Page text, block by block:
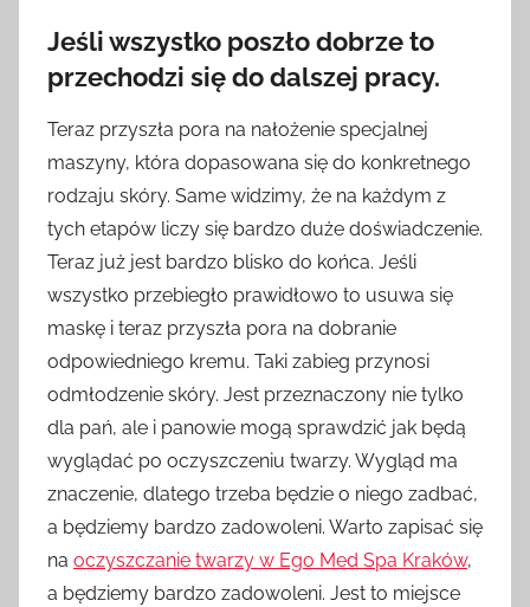
Jeśli wszystko poszło dobrze to
przechodzi się do dalszej pracy.
Teraz przyszła pora na nałożenie specjalnej
maszyny, która dopasowana się do konkretnego
rodzaju skóry. Same widzimy, że na każdym z
tych etapów liczy się bardzo duże doświadczenie.
Teraz już jest bardzo blisko do końca. Jeśli
wszystko przebiegło prawidłowo to usuwa się
maskę i teraz przyszła pora na dobranie
odpowiedniego kremu. Taki zabieg przynosi
odmłodzenie skóry. Jest przeznaczony nie tylko
dla pań, ale i panowie mogą sprawdzić jak będą
wyglądać po oczyszczeniu twarzy. Wygląd ma
znaczenie, dlatego trzeba będzie o niego zadbać,
a będziemy bardzo zadowoleni. Warto zapisać się
na oczyszczanie twarzy w Ego Med Spa Kraków,
a będziemy bardzo zadowoleni. Jest to miejsce